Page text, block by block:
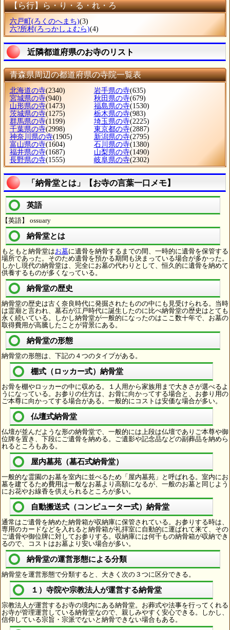
【ら行】ら・り・る・れ・ろ
六戸町 (ろくのへまち)(3)
六?所村(ろっかしょむら)(4)
近隣都道府県のお寺のリスト
青森県周辺の都道府県の寺院一覧表
北海道の寺(2340) 岩手県の寺(635)
宮城県の寺(940) 秋田県の寺(679)
山形県の寺(1473) 福島県の寺(1530)
茨城県の寺(1275) 栃木県の寺(983)
群馬県の寺(1199) 埼玉県の寺(2225)
千葉県の寺(2998) 東京都の寺(2887)
神奈川県の寺(1905) 新潟県の寺(2795)
富山県の寺(1604) 石川県の寺(1380)
福井県の寺(1687) 山梨県の寺(1490)
長野県の寺(1555) 岐阜県の寺(2302)
「納骨堂とは」【お寺の言葉一口メモ】
英語
【英語】 ossuary
納骨堂とは
もともと納骨堂はお墓に遺骨を納骨するまでの間、一時的に遺骨を保管する
場所であった。そのため遺骨を預かる期間も決まっている場合が多かった。
しかし現代の納骨堂は、完全にお墓の代わりとして、恒久的に遺骨を納めて
供養するものが多くなっている。
納骨堂の歴史
納骨堂の歴史は古く奈良時代に発掘されたものの中にも見受けられる。当時
は霊廟と言われ、墓石が江戸時代に誕生したのに比べ納骨堂の歴史はとても
永く続いている。しかし納骨堂が一般的になったのはここ数十年で、お墓の
取得費用が高騰したことが背景にある。
納骨堂の形態
納骨堂の形態は、下記の４つのタイプがある。
棚式（ロッカー式）納骨堂
お骨を棚やロッカーの中に収める。１人用から家族用まで大きさが選べるよ
うになっている。お参りの仕方は、お骨に向かってする場合と、お参り用の
ご本尊に向かってする場合がある。一般的にコストは安価な場合が多い。
仏壇式納骨堂
仏壇が並んだような形の納骨堂で、一般的には上段は仏壇でありご本尊や御
位牌を置き、下段にご遺骨を納める。ご遺影や記念品などの副葬品を納めら
れるところもある。
屋内墓苑（墓石式納骨堂）
一般的な霊園のお墓を室内に並べるため「屋内墓苑」と呼ばれる。室内にお
墓を建てるため費用は一般なお墓より高額になるが、一般のお墓と同じよう
にお花やお線香を供えられるところが多い。
自動搬送式（コンピューター式）納骨堂
通常はご遺骨を納めた納骨箱が収納庫に保管されている。お参りする時は、
専用のカードなどを入れると納骨箱が礼拝室に自動的に運ばれて来て、その
ご遺骨や御位牌に対してお参りする。収納庫には何千もの納骨箱が収納でき
るので、コストはお墓より安い場合が多い。
納骨堂の運営形態による分類
納骨堂を運営形態で分類すると、大きく次の３つに区分できる。
１）寺院や宗教法人が運営する納骨堂
宗教法人が運営するお寺の境内にある納骨堂。お葬式や法事を行ってくれる
お寺が管理運営している納骨堂なので、親しみやすく安心できる。しかし、
信仰している宗旨・宗派でないと納骨できない場合もある。